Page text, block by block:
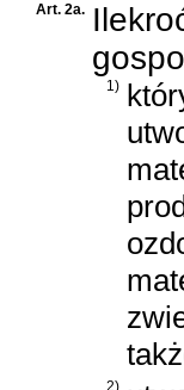
Art. 2a.
1)
2)